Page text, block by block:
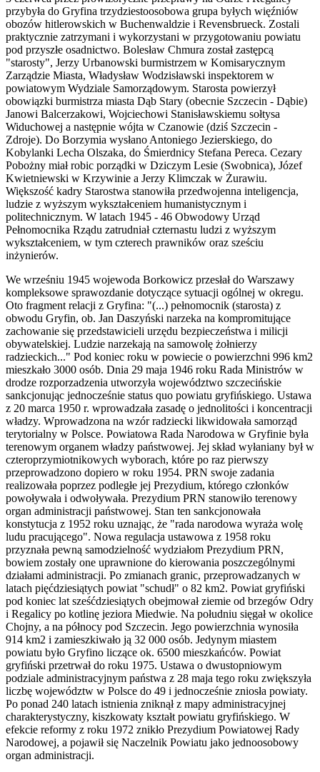
przybyła do Gryfina trzydziestoosobowa grupa byłych więźniów
obozów hitlerowskich w Buchenwaldzie i Revensbrueck. Zostali
praktycznie zatrzymani i wykorzystani w przygotowaniu powiatu
pod przyszłe osadnictwo. Bolesław Chmura został zastępcą
"starosty", Jerzy Urbanowski burmistrzem w Komisarycznym
Zarządzie Miasta, Władysław Wodzisławski inspektorem w
powiatowym Wydziale Samorządowym. Starosta powierzył
obowiązki burmistrza miasta Dąb Stary (obecnie Szczecin - Dąbie)
Janowi Balcerzakowi, Wojciechowi Stanisławskiemu sołtysa
Widuchowej a następnie wójta w Czanowie (dziś Szczecin -
Zdroje). Do Borzymia wysłano Antoniego Jezierskiego, do
Kobylanki Lecha Olszaka, do Śmierdnicy Stefana Pereca. Cezary
Pobożny miał robic porządki w Dziczym Lesie (Swobnica), Józef
Kwietniewski w Krzywinie a Jerzy Klimczak w Żurawiu.
Większość kadry Starostwa stanowiła przedwojenna inteligencja,
ludzie z wyższym wykształceniem humanistycznym i
politechnicznym. W latach 1945 - 46 Obwodowy Urząd
Pełnomocnika Rządu zatrudniał czternastu ludzi z wyższym
wykształceniem, w tym czterech prawników oraz sześciu
inżynierów.
We wrześniu 1945 wojewoda Borkowicz przesłał do Warszawy
kompleksowe sprawozdanie dotyczące sytuacji ogólnej w okregu.
Oto fragment relacji z Gryfina: "(...) pełnomocnik (starosta) z
obwodu Gryfin, ob. Jan Daszyński narzeka na kompromitujące
zachowanie się przedstawicieli urzędu bezpieczeństwa i milicji
obywatelskiej. Ludzie narzekają na samowolę żołnierzy
radzieckich..." Pod koniec roku w powiecie o powierzchni 996 km2
mieszkało 3000 osób. Dnia 29 maja 1946 roku Rada Ministrów w
drodze rozporzadzenia utworzyła województwo szczecińskie
sankcjonując jednocześnie status quo powiatu gryfińskiego. Ustawa
z 20 marca 1950 r. wprowadzała zasadę o jednolitości i koncentracji
władzy. Wprowadzona na wzór radziecki likwidowała samorząd
terytorialny w Polsce. Powiatowa Rada Narodowa w Gryfinie była
terenowym organem władzy państwowej. Jej skład wyłaniany był w
czteroprzymiotnikowych wyborach, które po raz pierwszy
przeprowadzono dopiero w roku 1954. PRN swoje zadania
realizowała poprzez podległe jej Prezydium, którego członków
powoływała i odwoływała. Prezydium PRN stanowiło terenowy
organ administracji państwowej. Stan ten sankcjonowała
konstytucja z 1952 roku uznając, że "rada narodowa wyraża wolę
ludu pracującego". Nowa regulacja ustawowa z 1958 roku
przyznała pewną samodzielność wydziałom Prezydium PRN,
bowiem zostały one uprawnione do kierowania poszczególnymi
działami administracji. Po zmianach granic, przeprowadzanych w
latach pięćdziesiątych powiat "schudł" o 82 km2. Powiat gryfiński
pod koniec lat sześćdziesiątych obejmował ziemie od brzegów Odry
i Regalicy po kotlinę jeziora Miedwie. Na południu sięgał w okolice
Chojny, a na północy pod Szczecin. Jego powierzchnia wynosiła
914 km2 i zamieszkiwało ją 32 000 osób. Jedynym miastem
powiatu było Gryfino liczące ok. 6500 mieszkańców. Powiat
gryfiński przetrwał do roku 1975. Ustawa o dwustopniowym
podziale administracyjnym państwa z 28 maja tego roku zwiększyła
liczbę województw w Polsce do 49 i jednocześnie zniosła powiaty.
Po ponad 240 latach istnienia zniknął z mapy administracyjnej
charakterystyczny, kiszkowaty kształt powiatu gryfińskiego. W
efekcie reformy z roku 1972 znikło Prezydium Powiatowej Rady
Narodowej, a pojawił się Naczelnik Powiatu jako jednoosobowy
organ administracji.